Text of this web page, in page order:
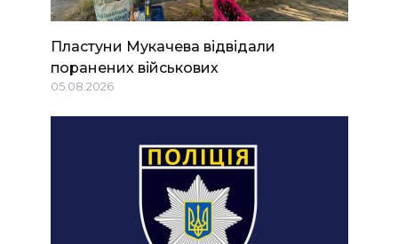
Пластуни Мукачева відвідали
поранених військових
05.08.2026